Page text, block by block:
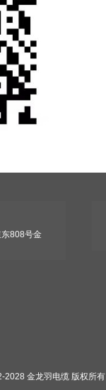
808号金
2028 金龙羽电缆 版权所有